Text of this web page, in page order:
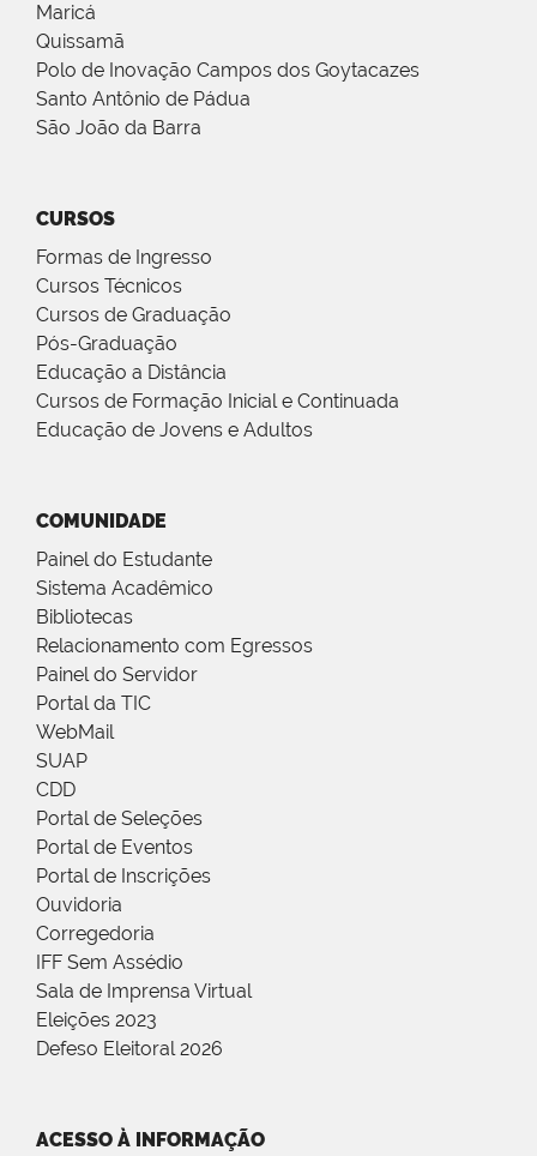
Maricá
Quissamã
Polo de Inovação Campos dos Goytacazes
Santo Antônio de Pádua
São João da Barra
CURSOS
Formas de Ingresso
Cursos Técnicos
Cursos de Graduação
Pós-Graduação
Educação a Distância
Cursos de Formação Inicial e Continuada
Educação de Jovens e Adultos
COMUNIDADE
Painel do Estudante
Sistema Acadêmico
Bibliotecas
Relacionamento com Egressos
Painel do Servidor
Portal da TIC
WebMail
SUAP
CDD
Portal de Seleções
Portal de Eventos
Portal de Inscrições
Ouvidoria
Corregedoria
IFF Sem Assédio
Sala de Imprensa Virtual
Eleições 2023
Defeso Eleitoral 2026
ACESSO À INFORMAÇÃO